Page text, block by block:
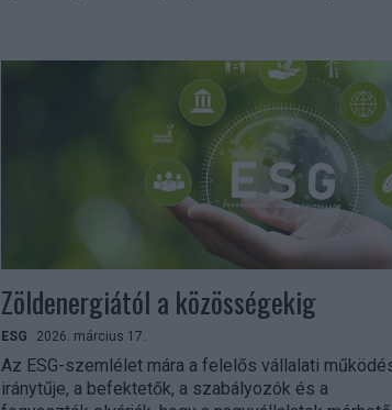
Zöldenergiától a közösségekig
ESG 2026. március 17.
Az ESG-szemlélet mára a felelős vállalati
iránytűje, a befektetők, a szabályozók és a